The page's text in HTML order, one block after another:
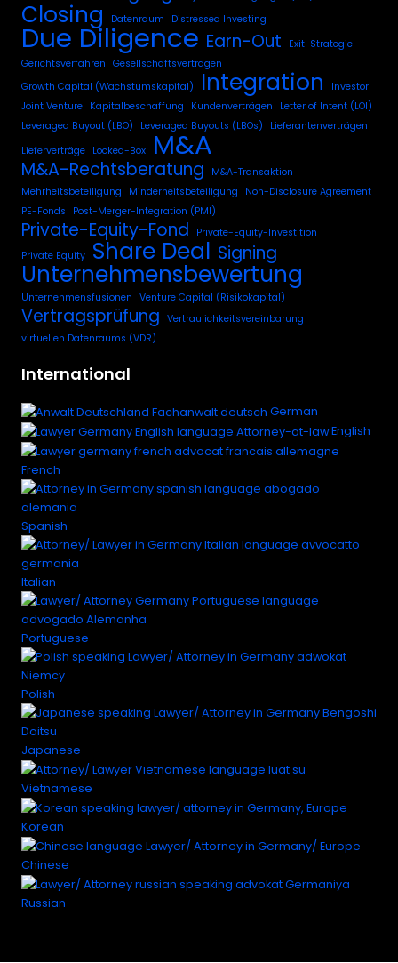
Closing Datenraum Distressed Investing
Due Diligence Earn-Out
Exit-Strategie
Gerichtsverfahren Gesellschaftsverträgen
Growth Capital (Wachstumskapital)
Integration
Investor
Joint Venture Kapitalbeschaffung Kundenverträgen
Letter of Intent (LOI)
Leveraged Buyout (LBO)
Leveraged Buyouts (LBOs)
Lieferantenverträgen
Lieferverträge Locked-Box M&A
M&A-Rechtsberatung
M&A-Transaktion
Mehrheitsbeteiligung
Minderheitsbeteiligung
Non-Disclosure Agreement
PE-Fonds
Post-Merger-Integration (PMI)
Private-Equity-Fond
Private-Equity-Investition
Private Equity Share Deal Signing
Unternehmensbewertung
Unternehmensfusionen Venture Capital (Risikokapital)
Vertragsprüfung Vertraulichkeitsvereinbarung
virtuellen Datenraums (VDR)
International
German
English
French
Spanish
Italian
Portuguese
Polish
Japanese
Vietnamese
Korean
Chinese
Russian